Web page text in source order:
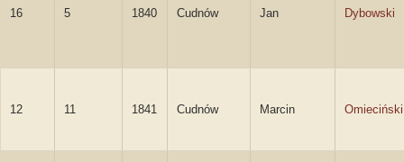
16 5 1840 Cudnów Jan Dybowski
12 11 1841 Cudnów Marcin Omieciński